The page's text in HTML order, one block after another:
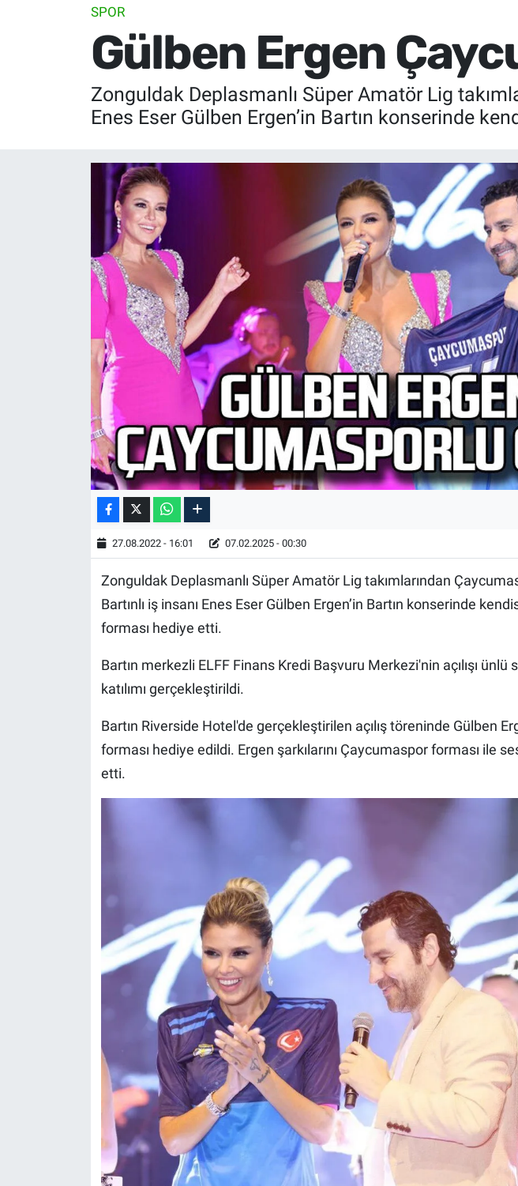
SPOR
Gülben Ergen
Zonguldak Deplasmanlı Süper Amatör Lig
Enes Eser Gülben Ergen’in Bartın konserinde
27.08.2022 - 16:01 07.02.2025 - 00:30
Zonguldak Deplasmanlı Süper Amatör Lig takımlarından
Bartınlı iş insanı Enes Eser Gülben Ergen’in Bartın konserinde
forması hediye etti.
Bartın merkezli ELFF Finans Kredi Başvuru Merkezi'nin açılışı ünlü
katılımı gerçekleştirildi.
Bartın Riverside Hotel'de gerçekleştirilen açılış töreninde Gülben
forması hediye edildi. Ergen şarkılarını Çaycumaspor forması ile
etti.